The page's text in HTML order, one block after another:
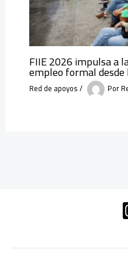
FIIE 2026 impulsa a
empleo formal
Red de apoyos/ Por